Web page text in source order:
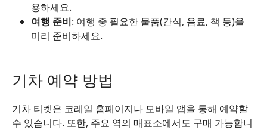
용하세요.
여행 준비: 여행 중 필요한 물품(간식, 음료, 책 등)을
미리 준비하세요.
기차 예약 방법
기차 티켓은 코레일 홈페이지나 모바일 앱을 통해 예약할
수 있습니다. 또한, 주요 역의 매표소에서도 구매 가능합니